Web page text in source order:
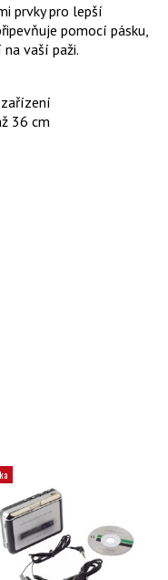
prvky pro lepší
pomocí pásku,
vaší paži.
36 cm